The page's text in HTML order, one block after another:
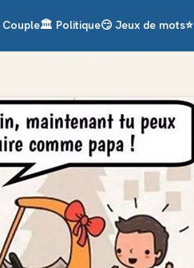
Couple🏛️ Politique😏 Jeux de mots⭐